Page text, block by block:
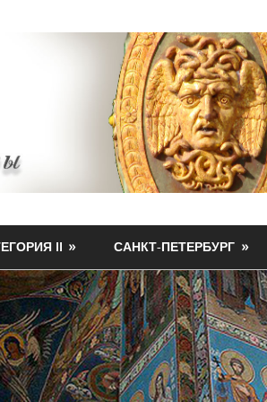
II САНКТ-ПЕТЕРБУРГ